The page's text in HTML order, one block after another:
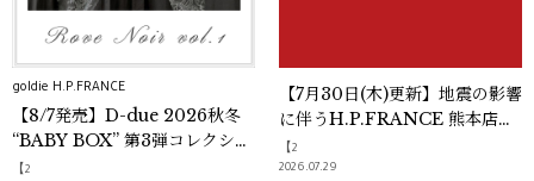
goldie H.P.FRANCE
【8/7発売】D-due 2026秋冬
“BABY BOX” 第3弾コレクショ
ン
【2
【7月30日(木)更新】地震の影響
に伴うH.P.FRANCE 熊本店の
営業について
【2
2026.07.29